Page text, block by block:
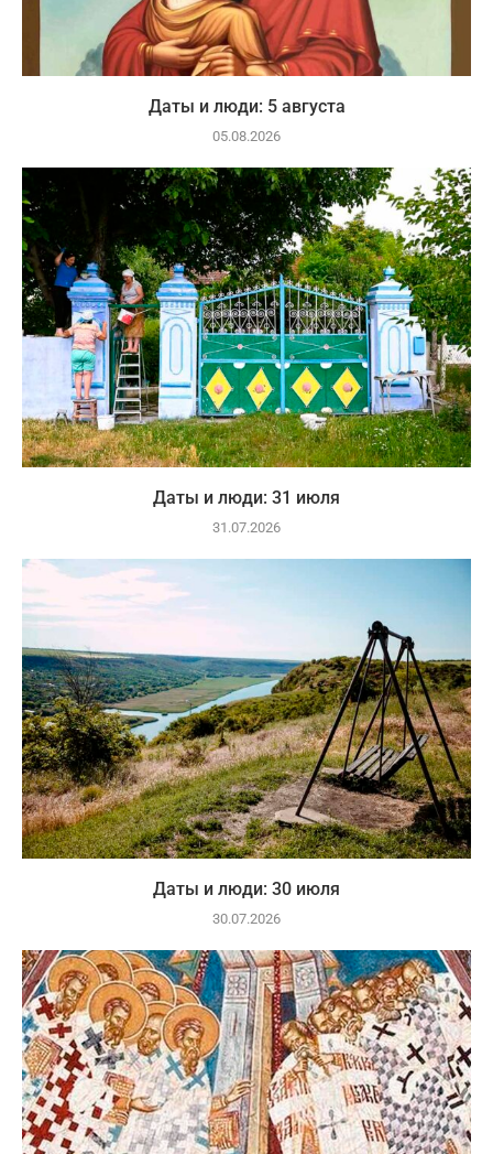
Даты и люди: 5 августа
05.08.2026
Даты и люди: 31 июля
31.07.2026
Даты и люди: 30 июля
30.07.2026